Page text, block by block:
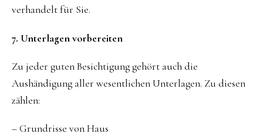
verhandelt für Sie.
7. Unterlagen vorbereiten
Zu jeder guten Besichtigung gehört auch die
Aushändigung aller wesentlichen Unterlagen. Zu diesen
zählen:
– Grundrisse von Haus